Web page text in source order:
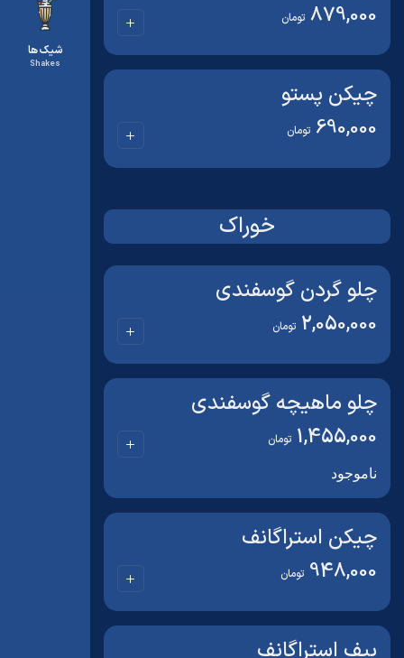
شیک ها
Shakes
879,000 تومان
چیکن پستو
690,000 تومان
خوراک
چلو گردن گوسفندی
2,050,000 تومان
چلو ماهیچه گوسفندی
1,455,000 تومان
ناموجود
چیکن استراگانف
948,000 تومان
بیف استراگانف